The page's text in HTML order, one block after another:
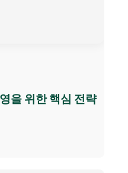
을 위한 핵심 전략